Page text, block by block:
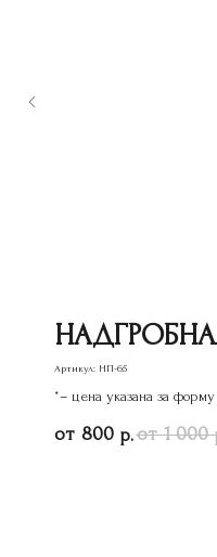
Артикул: НП-65
*– цена указана за форму
800 р. 1 000